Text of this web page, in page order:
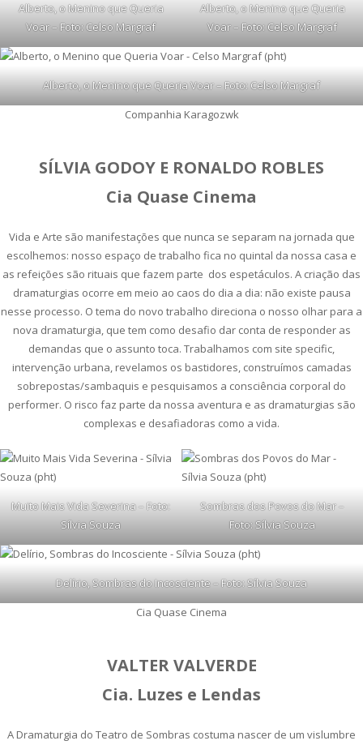
Alberto, o Menino que Queria
Voar – Foto: Celso Margraf
Alberto, o Menino que Queria
Voar – Foto: Celso Margraf
Alberto, o Menino que Queria Voar – Foto: Celso Margraf
Companhia Karagozwk
SÍLVIA GODOY E RONALDO ROBLES
Cia Quase Cinema
Vida e Arte são manifestações que nunca se separam na jornada que
escolhemos: nosso espaço de trabalho fica no quintal da nossa casa e
as refeições são rituais que fazem parte dos espetáculos. A criação das
dramaturgias ocorre em meio ao caos do dia a dia: não existe pausa
nesse processo. O tema do novo trabalho direciona o nosso olhar para a
nova dramaturgia, que tem como desafio dar conta de responder as
demandas que o assunto toca. Trabalhamos com site specific,
intervenção urbana, revelamos os bastidores, construímos camadas
sobrepostas/sambaquis e pesquisamos a consciência corporal do
performer. O risco faz parte da nossa aventura e as dramaturgias são
complexas e desafiadoras como a vida.
Muito Mais Vida Severina – Foto:
Sílvia Souza
Sombras dos Povos do Mar –
Foto: Sílvia Souza
Delírio, Sombras do Incosciente – Foto: Sílvia Souza
Cia Quase Cinema
VALTER VALVERDE
Cia. Luzes e Lendas
A Dramaturgia do Teatro de Sombras costuma nascer de um vislumbre